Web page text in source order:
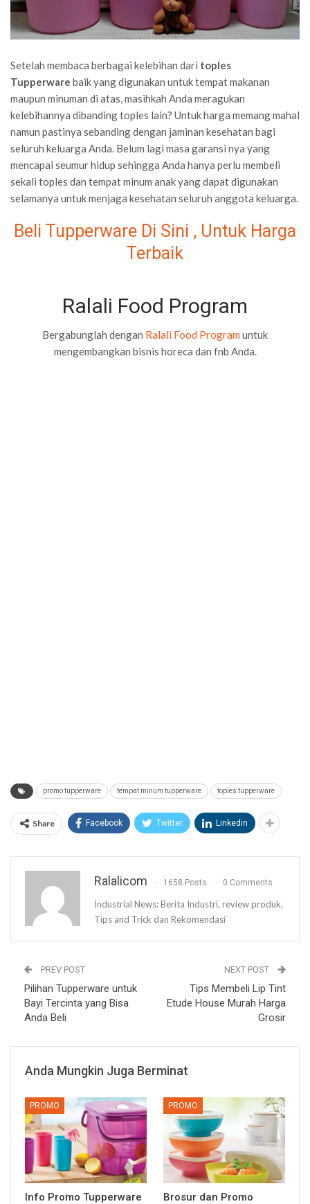
Setelah membaca berbagai kelebihan dari toples
Tupperware baik yang digunakan untuk tempat makanan
maupun minuman di atas, masihkah Anda meragukan
kelebihannya dibanding toples lain? Untuk harga memang mahal
namun pastinya sebanding dengan jaminan kesehatan bagi
seluruh keluarga Anda. Belum lagi masa garansi nya yang
mencapai seumur hidup sehingga Anda hanya perlu membeli
sekali toples dan tempat minum anak yang dapat digunakan
selamanya untuk menjaga kesehatan seluruh anggota keluarga.
Beli Tupperware Di Sini , Untuk Harga
Terbaik
Ralali Food Program
Bergabunglah dengan Ralali Food Program untuk
mengembangkan bisnis horeca dan fnb Anda.
promo tupperware tempat minum tupperware toples tupperware
Share Facebook Twitter Linkedin
Ralalicom 1658 Posts 0 Comments
Industrial News: Berita Industri, review produk,
Tips and Trick dan Rekomendasi
PREV POST
Pilihan Tupperware untuk
Bayi Tercinta yang Bisa
Anda Beli
NEXT POST
Tips Membeli Lip Tint
Etude House Murah Harga
Grosir
Anda Mungkin Juga Berminat
PROMO
Info Promo Tupperware
PROMO
Brosur dan Promo